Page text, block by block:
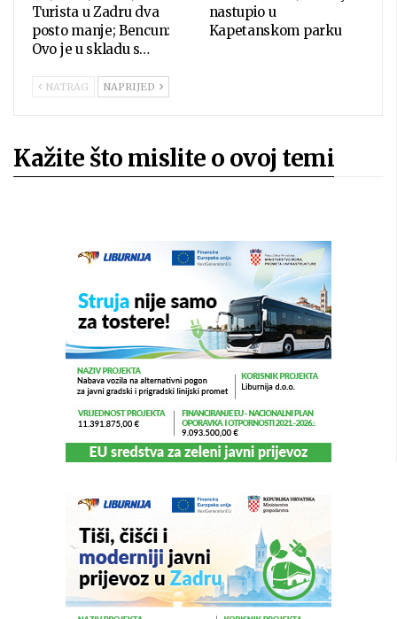
Turista u Zadru dva
posto manje; Bencun:
Ovo je u skladu s…
nastupio u
Kapetanskom parku
NATRAG NAPRIJED
Kažite što mislite o ovoj temi